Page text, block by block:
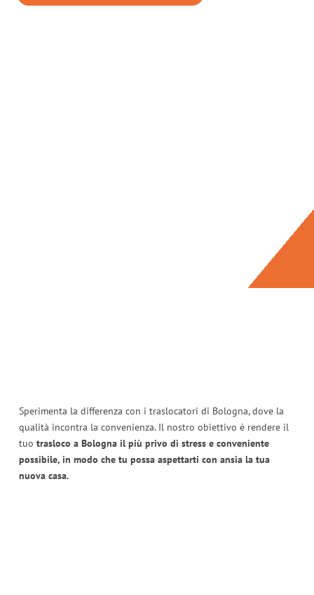
Sperimenta la differenza con i traslocatori di Bologna, dove la
qualità incontra la convenienza. Il nostro obiettivo è rendere il
tuo trasloco a Bologna il più privo di stress e conveniente
possibile, in modo che tu possa aspettarti con ansia la tua
nuova casa.